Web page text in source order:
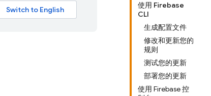
使用 Firebase
CLI
生成配置文件
修改和更新您的
规则
测试您的更新
部署您的更新
使用 Firebase 控